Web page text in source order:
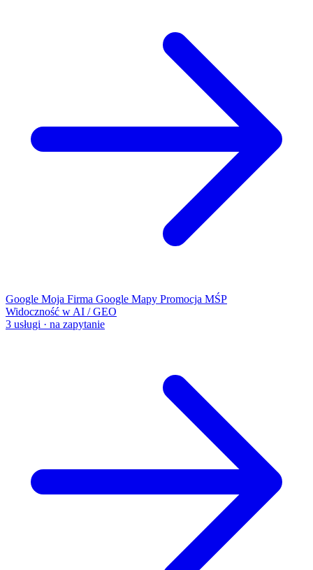
Google Moja Firma Google Mapy Promocja MŚP
Widoczność w AI / GEO
3 usługi · na zapytanie